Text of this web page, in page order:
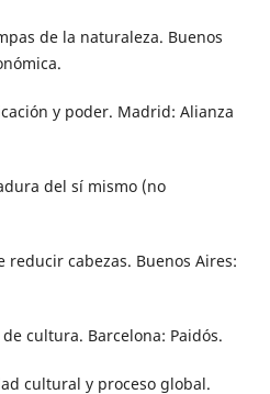
de la naturaleza. Buenos
y poder. Madrid: Alianza
del sí mismo (no
reducir cabezas. Buenos Aires:
cultura. Barcelona: Paidós.
cultural y proceso global.